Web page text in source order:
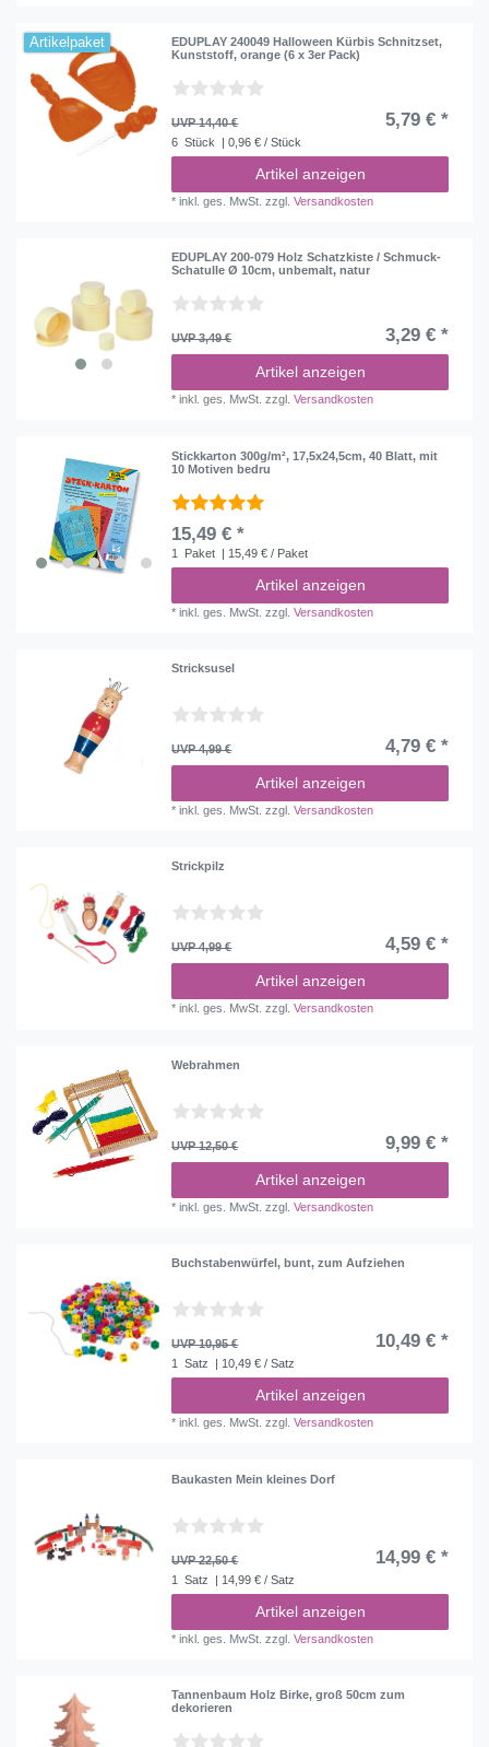
Artikelpaket
EDUPLAY 240049 Halloween Kürbis Schnitzset,
Kunststoff, orange (6 x 3er Pack)
UVP 14,40 € 5,79 € *
6 Stück | 0,96 € / Stück
Artikel anzeigen
*inkl. ges. MwSt. zzgl.Versandkosten
EDUPLAY 200-079 Holz Schatzkiste / Schmuck-
Schatulle Ø 10cm, unbemalt, natur
UVP 3,49 € 3,29 € *
Artikel anzeigen
*inkl. ges. MwSt. zzgl.Versandkosten
Stickkarton 300g/m², 17,5x24,5cm, 40 Blatt, mit
10 Motiven bedru
15,49 € *
1 Paket | 15,49 € / Paket
Artikel anzeigen
*inkl. ges. MwSt. zzgl.Versandkosten
Stricksusel
UVP 4,99 € 4,79 € *
Artikel anzeigen
*inkl. ges. MwSt. zzgl.Versandkosten
Strickpilz
UVP 4,99 € 4,59 € *
Artikel anzeigen
*inkl. ges. MwSt. zzgl.Versandkosten
Webrahmen
UVP 12,50 € 9,99 € *
Artikel anzeigen
*inkl. ges. MwSt. zzgl.Versandkosten
Buchstabenwürfel, bunt, zum Aufziehen
UVP 10,95 € 10,49 € *
1 Satz | 10,49 € / Satz
Artikel anzeigen
*inkl. ges. MwSt. zzgl.Versandkosten
Baukasten Mein kleines Dorf
UVP 22,50 € 14,99 € *
1 Satz | 14,99 € / Satz
Artikel anzeigen
*inkl. ges. MwSt. zzgl.Versandkosten
Tannenbaum Holz Birke, groß 50cm zum
dekorieren